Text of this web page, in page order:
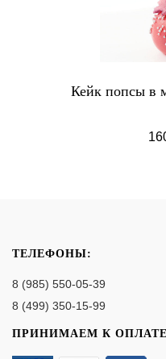
Кейк попсы в
ТЕЛЕФОНЫ:
8 (985) 550-05-39
8 (499) 350-15-99
ПРИНИМАЕМ К